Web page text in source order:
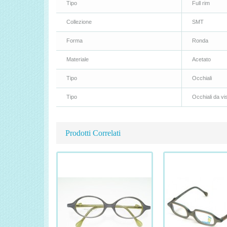
Tipo Full rim
Collezione SMT
Forma Ronda
Materiale Acetato
Tipo Occhiali
Tipo Occhiali da
Prodotti Correlati